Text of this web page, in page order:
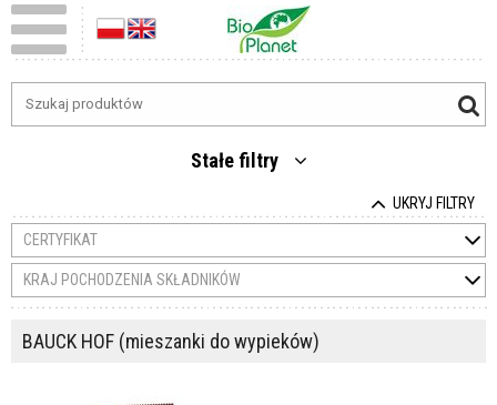
Stałe filtry
UKRYJ FILTRY
CERTYFIKAT
KRAJ POCHODZENIA SKŁADNIKÓW
BAUCK HOF (mieszanki do wypieków)